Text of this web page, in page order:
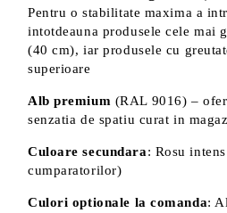
Pentru o stabilitate maxima a
intotdeauna produsele cele mai
(40 cm), iar produsele cu
superioare
Alb premium (RAL 9016) –
senzatia de spatiu curat in
Culoare secundara: Rosu
cumparatorilor)
Culori optionale la comanda: